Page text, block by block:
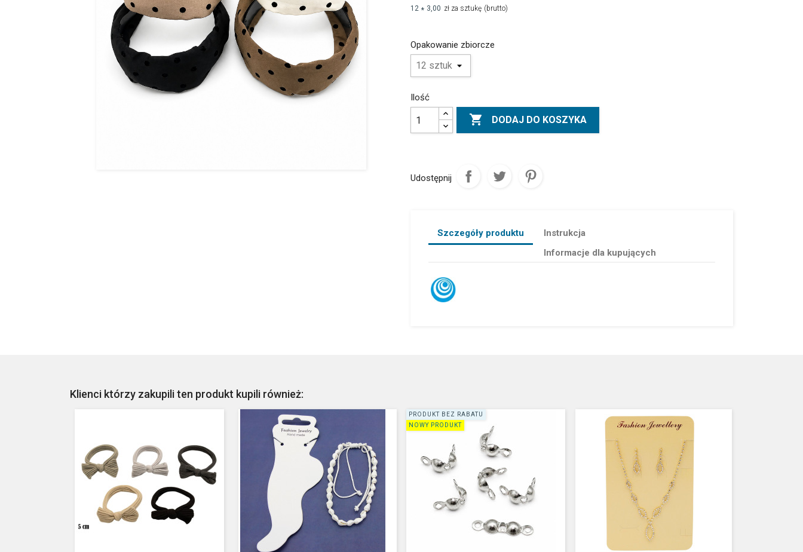
12 * 3,00 zł za sztukę (brutto)
Opakowanie zbiorcze
Ilość
 DODAJ DO KOSZYKA
Udostępnij
Szczegóły produktu
Instrukcja
Informacje dla kupujących
Klienci którzy zakupili ten produkt kupili również:
PRODUKT BEZ RABATU
NOWY PRODUKT